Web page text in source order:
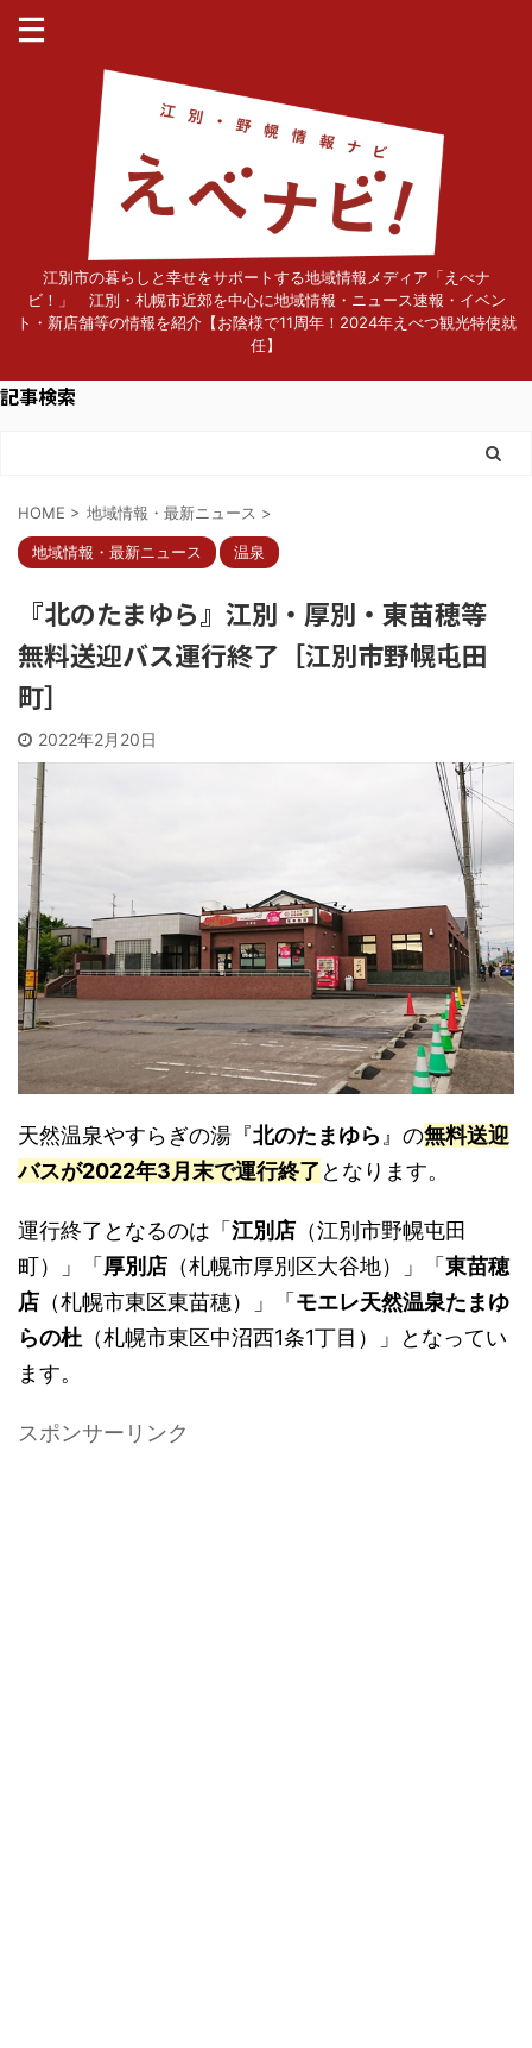
江別市の暮らしと幸せをサポートする地域情報メディア「えべナ
ビ！」 江別・札幌市近郊を中心に地域情報・ニュース速報・イベン
ト・新店舗等の情報を紹介【お陰様で11周年！2024年えべつ観光特使就
任】
記事検索
HOME > 地域情報・最新ニュース >
地域情報・最新ニュース 温泉
『北のたまゆら』江別・厚別・東苗穂等
無料送迎バス運行終了［江別市野幌屯田
町］
2022年2月20日
天然温泉やすらぎの湯『北のたまゆら 』の無料送迎
バスが2022年3月末で運行終了 となります。
運行終了となるのは「 江別店 （江別市野幌屯田
町）」「 厚別店 （札幌市厚別区大谷地）」「 東苗穂
店 （札幌市東区東苗穂）」「 モエレ天然温泉たまゆ
らの杜 （札幌市東区中沼西1条1丁目）」となってい
ます。
スポンサーリンク